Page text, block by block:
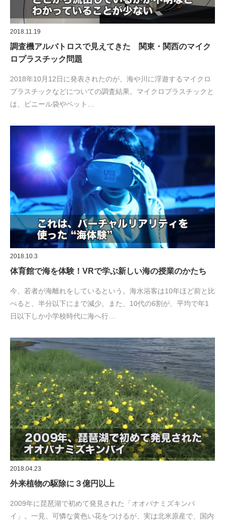
2018.11.19
調査機アルバトロスで見えてきた 関東・関西のマイク
ロプラスチック問題
2018年10月12日に発表されたのが、海や川に浮遊するマイクロ
プラスチックなどについての調査結果。マイクロプラスチックと
は、ビニール袋やペット…
2018.10.3
体育館で海を体験！VRで学ぶ新しい海の授業のかたち
今、若者が海離れをしているという。海水浴客は10年ほど前と比
べると、半分以下にまで減少。また、10代の6割が、平均で年1
日以下しか小学校時代に海へ行…
2018.04.23
外来植物の駆除に３億円以上
2009年に琵琶湖で初めて発見された「オオバナミズキンバ
イ」。一見、可憐な黄色い花をつけるが、実は北米原産で、国内